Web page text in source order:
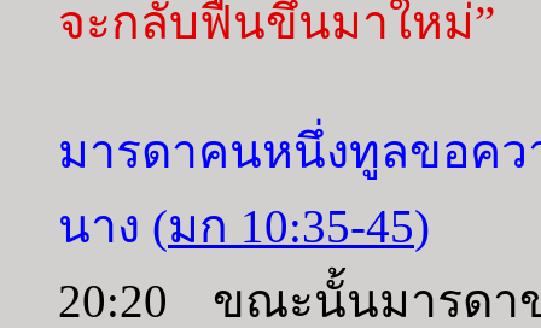
จะกลับฟื้นขึ้นมาใหม่”
มารดาคนหนึ่งทูลขอค
นาง (มก 10:35-45)
20:20 ขณะนั้นมารดาข